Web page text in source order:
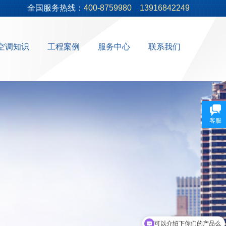
全国服务热线：400-8759980 13916842249
调知识 工程案例 服务中心 联系我们
客服
可以介绍下你们的产品么